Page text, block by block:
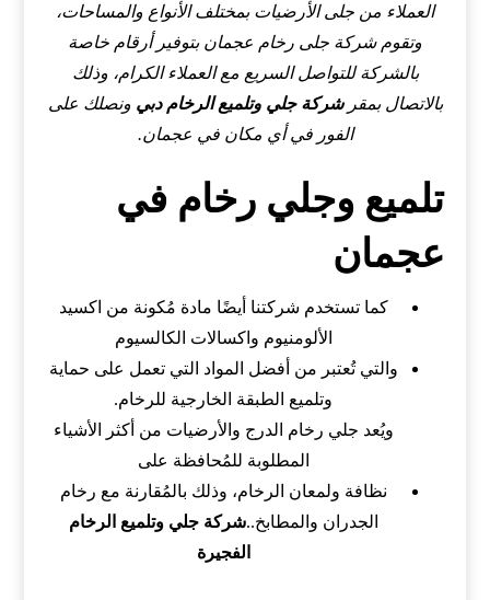
العملاء من جلى الأرضيات بمختلف الأنواع والمساحات،
وتقوم شركة جلى رخام عجمان بتوفير أرقام خاصة
بالشركة للتواصل السريع مع العملاء الكرام، وذلك
بالاتصال بمقرشركة جلي وتلميع الرخام دبي ونصلك على
الفور في أي مكان في عجمان.
تلميع وجلي رخام في
عجمان
كما تستخدم شركتنا أيضًا مادة مُكونة من اكسيد
الألومنيوم واكسالات الكالسيوم
والتي تُعتبر من أفضل المواد التي تعمل على حماية
وتلميع الطبقة الخارجية للرخام.
ويُعد جلي رخام الدرج والأرضيات من أكثر الأشياء
المطلوبة للمُحافظة على
نظافة ولمعان الرخام، وذلك بالمُقارنة مع رخام
الجدران والمطابخ..شركة جلي وتلميع الرخام
الفجيرة